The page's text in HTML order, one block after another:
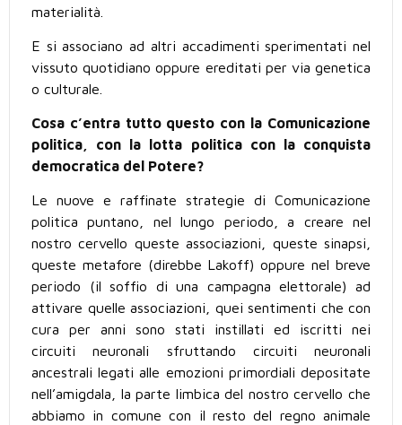
materialità.
E si associano ad altri accadimenti sperimentati nel
vissuto quotidiano oppure ereditati per via genetica
o culturale.
Cosa c’entra tutto questo con la Comunicazione
politica, con la lotta politica con la conquista
democratica del Potere?
Le nuove e raffinate strategie di Comunicazione
politica puntano, nel lungo periodo, a creare nel
nostro cervello queste associazioni, queste sinapsi,
queste metafore (direbbe Lakoff) oppure nel breve
periodo (il soffio di una campagna elettorale) ad
attivare quelle associazioni, quei sentimenti che con
cura per anni sono stati instillati ed iscritti nei
circuiti neuronali sfruttando circuiti neuronali
ancestrali legati alle emozioni primordiali depositate
nell’amigdala, la parte limbica del nostro cervello che
abbiamo in comune con il resto del regno animale